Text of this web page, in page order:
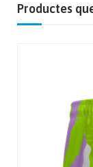
Productes